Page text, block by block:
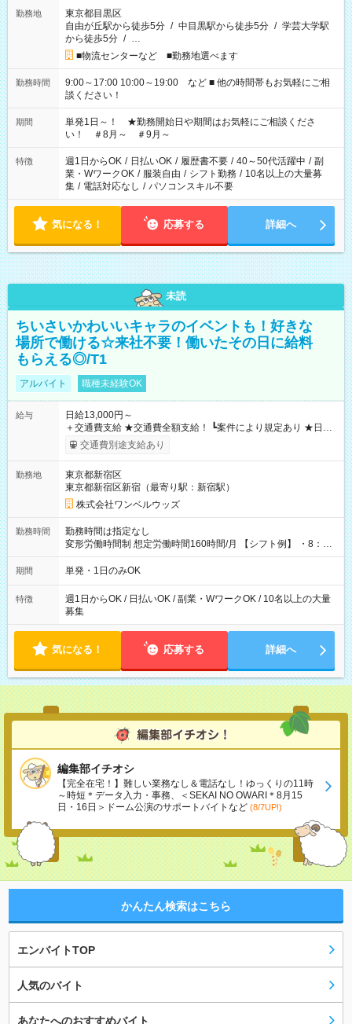
勤務地
東京都目黒区
自由が丘駅から徒歩5分 / 中目黒駅から徒歩5分 / 学芸大学駅
から徒歩5分 / …
■物流センターなど ■勤務地選べます
勤務時間
9:00～17:00 10:00～19:00 など ■ 他の時間帯もお気軽にご相
談ください！
期間
単発1日～！ ★勤務開始日や期間はお気軽にご相談くださ
い！ ＃8月～ ＃9月～
特徴 週1日からOK / 日払いOK / 履歴書不要 / 40～50代活躍中 / 副
業・WワークOK / 服装自由 / シフト勤務 / 10名以上の大量募
集 / 電話対応なし / パソコンスキル不要
気になる！ 応募する 詳細へ
未読
ちいさいかわいいキャラのイベントも！好きな
場所で働ける☆来社不要！働いたその日に給料
もらえる◎/T1
アルバイト 職種未経験OK
給与
日給13,000円～
＋交通費支給 ★交通費全額支給！ ┗案件により規定あり ★日払
いOK！（規定あり） ┗働いたその日に現金GET♪ お仕事後はコ
ンビニATMから 日払い分を引き落とせます！ 【試用期間】試
交通費別途支給あり
勤務地
東京都新宿区
東京都新宿区新宿（最寄り駅：新宿駅）
株式会社ワンベルウッズ
勤務時間
勤務時間は指定なし
変形労働時間制 想定労働時間160時間/月 【シフト例】 ・8：00
～21：00
期間 単発・1日のみOK
特徴
週1日からOK / 日払いOK / 副業・WワークOK / 10名以上の大量
募集
気になる！ 応募する 詳細へ
編集部イチオシ
【完全在宅！】難しい業務なし＆電話なし！ゆっくりの11時
～時短＊データ入力・事務、＜SEKAI NO OWARI＊8月15
日・16日＞ドーム公演のサポートバイトなど (8/7UP!)
かんたん検索はこちら
エンバイトTOP
人気のバイト
あなたへのおすすめバイト